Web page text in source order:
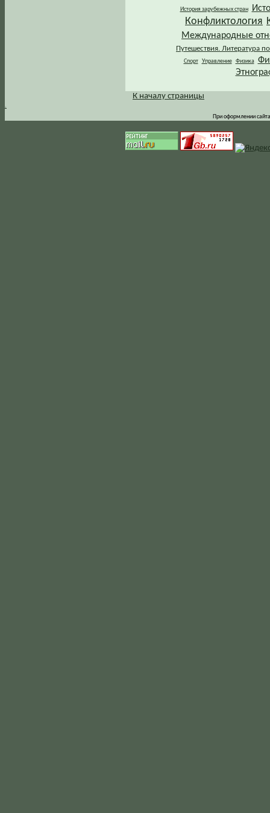
История зарубежных стран
Конфликтология
Международные
Путешествия. Литература
Спорт Управление Физика
.
К началу страницы
При оформлении